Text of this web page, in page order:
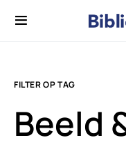
FILTER OP TAG
Beeld